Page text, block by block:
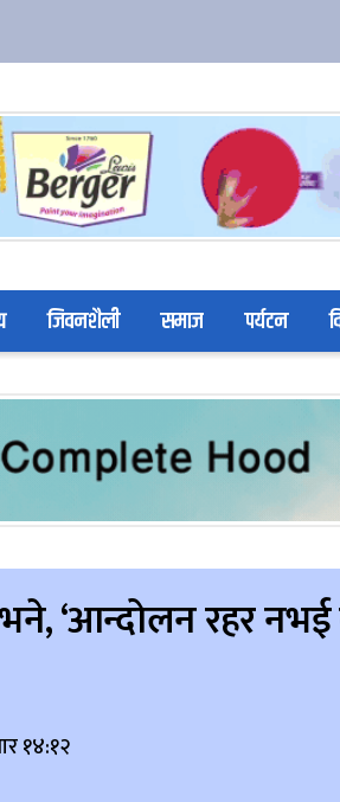
जिवनशैली समाज पर्यटन
‘आन्दोलन रहर नभई
१४:१२